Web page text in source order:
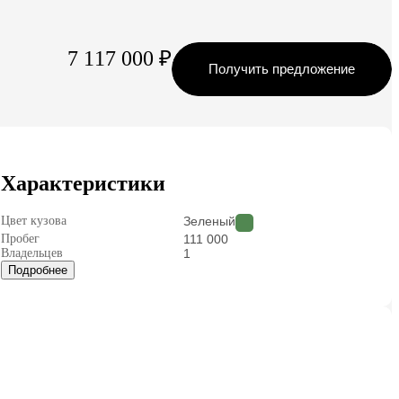
7 117 000 ₽ Получить предложение
Характеристики
Цвет кузова Зеленый
Пробег 111 000
Владельцев 1
Подробнее